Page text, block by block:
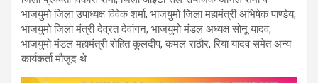
k
p
भाजयुमो जिला उपाध्यक्ष विवेक शर्मा, भाजयुमो जिला महामंत्री अभिषेक पाण्डेय,
भाजयुमो जिला मंत्री देव्रत देवांगन, भाजयुमो मंडल अध्यक्ष सोनू यादव,
भाजयुमो मंडल महामंत्री रोहित कुलदीप, कमल राठौर, रिया यादव समेत अन्य
कार्यकर्ता मौजूद थे.